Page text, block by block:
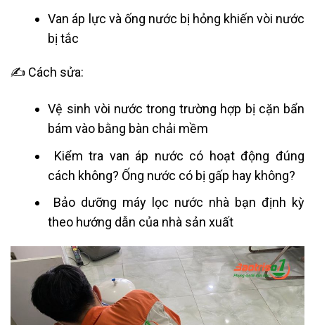
Van áp lực và ống nước bị hỏng khiến vòi nước
bị tắc
✍ Cách sửa:
Vệ sinh vòi nước trong trường hợp bị cặn bẩn
bám vào bằng bàn chải mềm
Kiểm tra van áp nước có hoạt động đúng
cách không? Ống nước có bị gấp hay không?
Bảo dưỡng máy lọc nước nhà bạn định kỳ
theo hướng dẫn của nhà sản xuất